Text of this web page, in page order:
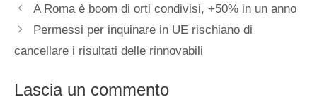
A Roma è boom di orti condivisi, +50% in un anno
Permessi per inquinare in UE rischiano di
cancellare i risultati delle rinnovabili
Lascia un commento